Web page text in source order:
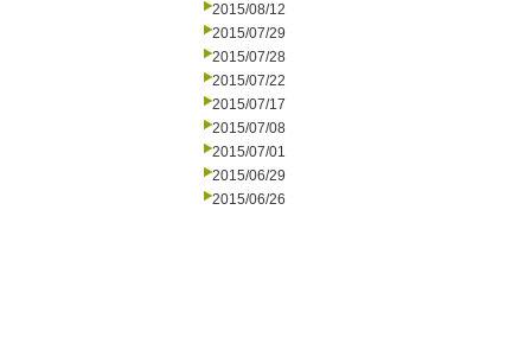
2015/08/12
2015/07/29
2015/07/28
2015/07/22
2015/07/17
2015/07/08
2015/07/01
2015/06/29
2015/06/26